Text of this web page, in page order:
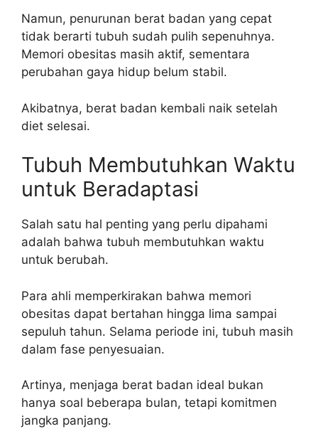
Namun, penurunan berat badan yang cepat
tidak berarti tubuh sudah pulih sepenuhnya.
Memori obesitas masih aktif, sementara
perubahan gaya hidup belum stabil.
Akibatnya, berat badan kembali naik setelah
diet selesai.
Tubuh Membutuhkan Waktu
untuk Beradaptasi
Salah satu hal penting yang perlu dipahami
adalah bahwa tubuh membutuhkan waktu
untuk berubah.
Para ahli memperkirakan bahwa memori
obesitas dapat bertahan hingga lima sampai
sepuluh tahun. Selama periode ini, tubuh masih
dalam fase penyesuaian.
Artinya, menjaga berat badan ideal bukan
hanya soal beberapa bulan, tetapi komitmen
jangka panjang.